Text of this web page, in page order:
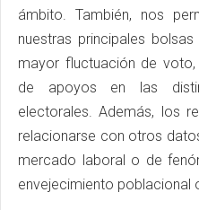
ámbito. También, nos
nuestras principales
mayor fluctuación de
de apoyos en las
electorales. Además, los
relacionarse con otros
mercado laboral o de
envejecimiento